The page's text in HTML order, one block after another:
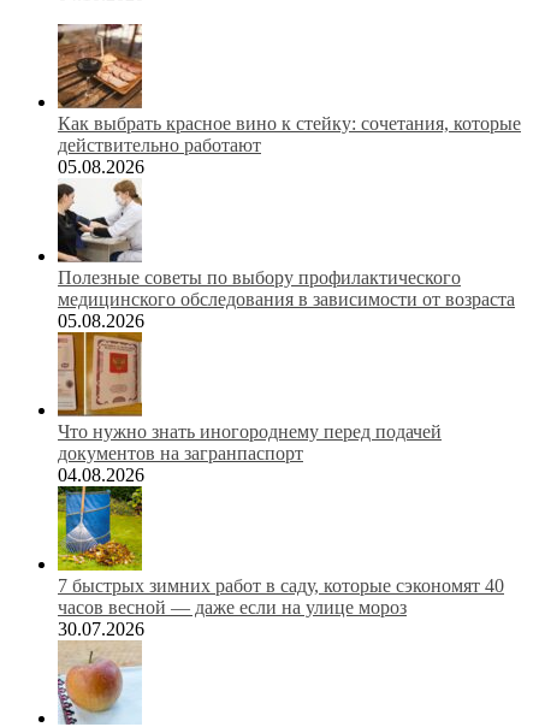
Как выбрать красное вино к стейку: сочетания, которые
действительно работают
05.08.2026
Полезные советы по выбору профилактического
медицинского обследования в зависимости от возраста
05.08.2026
Что нужно знать иногороднему перед подачей
документов на загранпаспорт
04.08.2026
7 быстрых зимних работ в саду, которые сэкономят 40
часов весной — даже если на улице мороз
30.07.2026